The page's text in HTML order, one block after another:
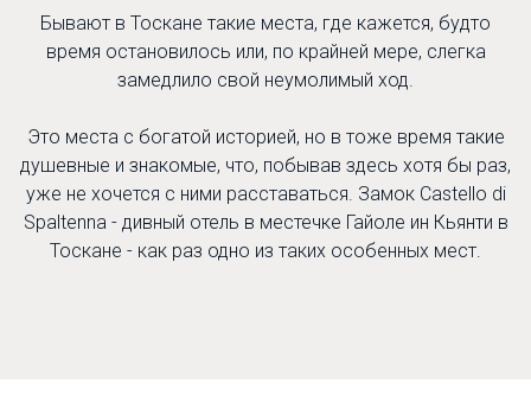
Бывают в Тоскане такие места, где кажется, будто
время остановилось или, по крайней мере, слегка
замедлило свой неумолимый ход.
Это места с богатой историей, но в тоже время такие
душевные и знакомые, что, побывав здесь хотя бы раз,
уже не хочется с ними расставаться. Замок Castello di
Spaltenna - дивный отель в местечке Гайоле ин Кьянти в
Тоскане - как раз одно из таких особенных мест.